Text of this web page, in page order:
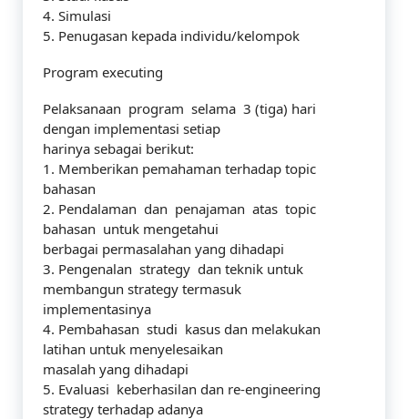
4. Simulasi
5. Penugasan kepada individu/kelompok
Program executing
Pelaksanaan program selama 3 (tiga) hari
dengan implementasi setiap
harinya sebagai berikut:
1. Memberikan pemahaman terhadap topic
bahasan
2. Pendalaman dan penajaman atas topic
bahasan untuk mengetahui
berbagai permasalahan yang dihadapi
3. Pengenalan strategy dan teknik untuk
membangun strategy termasuk
implementasinya
4. Pembahasan studi kasus dan melakukan
latihan untuk menyelesaikan
masalah yang dihadapi
5. Evaluasi keberhasilan dan re-engineering
strategy terhadap adanya